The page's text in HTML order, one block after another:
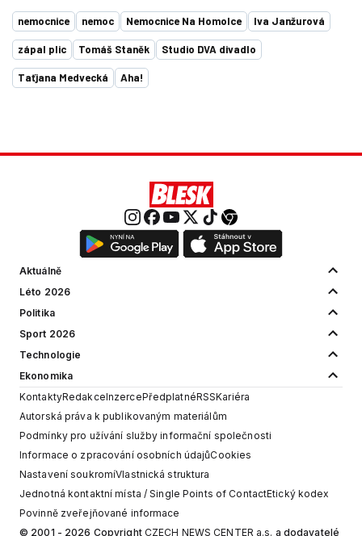
nemocnice nemoc Nemocnice Na Homolce Iva Janžurová
zápal plic Tomáš Staněk Studio DVA divadlo
Taťjana Medvecká Aha!
Aktuálně
Léto 2026
Politika
Sport 2026
Technologie
Ekonomika
KontaktyRedakceInzercePředplatnéRSSKariéra
Autorská práva k publikovaným materiálům
Podmínky pro užívání služby informační společnosti
Informace o zpracování osobních údajůCookies
Nastavení soukromíVlastnická struktura
Jednotná kontaktní místa / Single Points of ContactEtický kodex
Povinně zveřejňované informace
© 2001 - 2026 Copyright CZECH NEWS CENTER a.s. a dodavatelé